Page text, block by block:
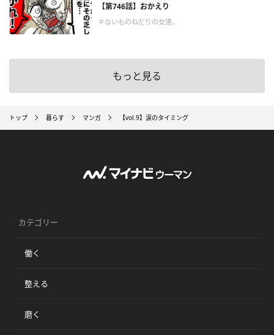
【第746話】おかえり
＃ないものねだりの女達。
もっと見る
トップ 暮らす マンガ 【vol.9】涙のタイミング
カテゴリー
働く
整える
磨く